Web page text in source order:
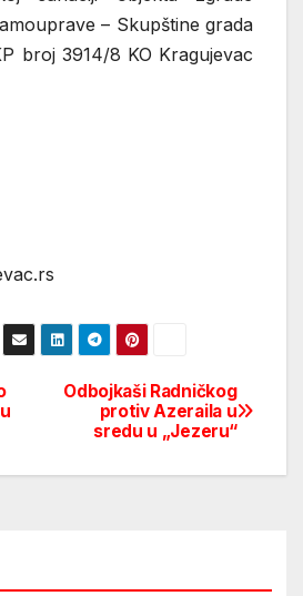
– Skupštine grada
broj 3914/8 KO Kragujevac
Odbojkaši Radničkog
protiv Azeraila u
sredu u „Jezeru“